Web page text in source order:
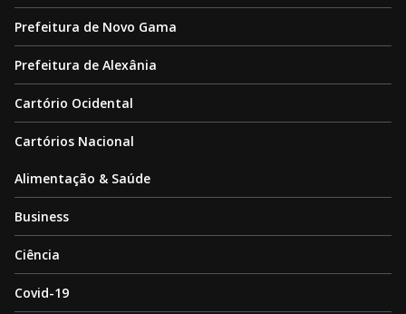
Prefeitura de Novo Gama
Prefeitura de Alexânia
Cartório Ocidental
Cartórios Nacional
Alimentação & Saúde
Business
Ciência
Covid-19